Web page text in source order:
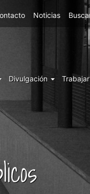
Noticias
Divulgación